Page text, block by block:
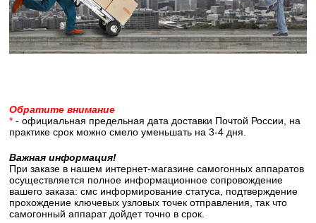
Обратите внимание
* - официальная предельная дата доставки Почтой России, на
практике срок можно смело уменьшать на 3-4 дня.
Важная информация!
При заказе в нашем интернет-магазине самогонных аппаратов
осуществляется полное информационное сопровождение
вашего заказа: смс информирование статуса, подтверждение
прохождение ключевых узловых точек отправления, так что
самогонный аппарат дойдет точно в срок.